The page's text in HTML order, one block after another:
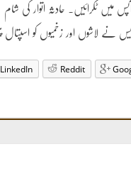
میں ٹکرائیں۔ حادثہ اتوار کی شام
LinkedIn Reddit